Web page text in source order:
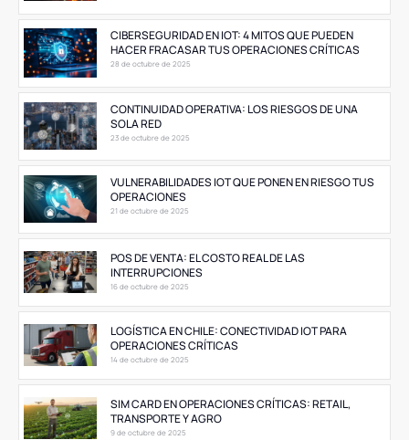
CIBERSEGURIDAD EN IOT: 4 MITOS QUE PUEDEN
HACER FRACASAR TUS OPERACIONES CRÍTICAS
28 de octubre de 2025
CONTINUIDAD OPERATIVA: LOS RIESGOS DE UNA
SOLA RED
23 de octubre de 2025
VULNERABILIDADES IOT QUE PONEN EN RIESGO TUS
OPERACIONES
21 de octubre de 2025
POS DE VENTA: EL COSTO REAL DE LAS
INTERRUPCIONES
16 de octubre de 2025
LOGÍSTICA EN CHILE: CONECTIVIDAD IOT PARA
OPERACIONES CRÍTICAS
14 de octubre de 2025
SIM CARD EN OPERACIONES CRÍTICAS: RETAIL,
TRANSPORTE Y AGRO
9 de octubre de 2025